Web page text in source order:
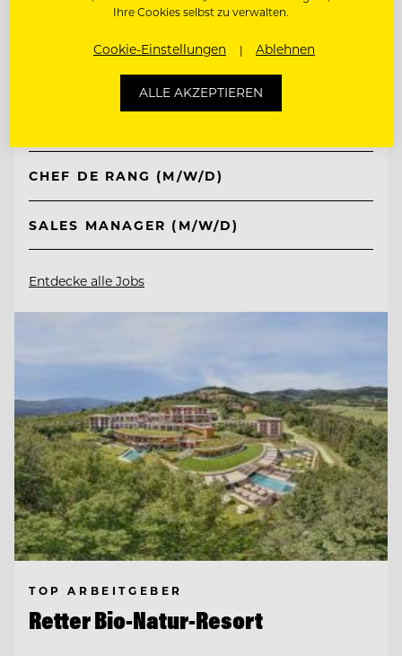
Interalpen-Hotel Tyrol
CHEF DE RANG (M/W/D)
SALES MANAGER (M/W/D)
Entdecke alle Jobs
TOP ARBEITGEBER
Retter Bio-Natur-Resort
Ihre Cookies selbst zu verwalten.
Cookie-Einstellungen Ablehnen
ALLE AKZEPTIEREN